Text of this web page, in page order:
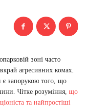
зоні часто
агресивних комах.
є запорукою того, що
Чітке розуміння, що
та найпростіші